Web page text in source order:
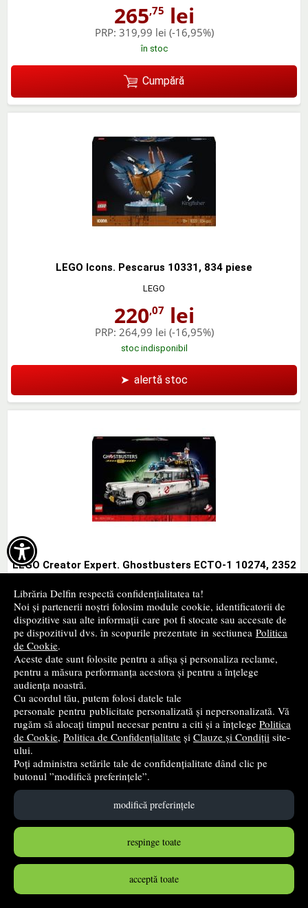

Librăria Delfin respectă confidențialitatea ta!
Noi și partenerii noștri folosim module cookie, identificatorii de
dispozitive sau alte informații care pot fi stocate sau accesate de
pe dispozitivul dvs. în scopurile prezentate in sectiunea Politica
de Cookie.
Aceste date sunt folosite pentru a afișa și personaliza reclame,
pentru a măsura performanța acestora și pentru a înțelege
audiența noastră.
Cu acordul tău, putem folosi datele tale
personale pentru publicitate personalizată și nepersonalizată. Vă
rugăm să alocați timpul necesar pentru a citi și a înțelege Politica
de Cookie, Politica de Confidențialitate și Clauze și Condiții site-
ului.
Poți administra setările tale de confidențialitate dând clic pe
butonul ”modifică preferințele”.
modifică preferințele
respinge toate
acceptă toate
265,75 lei
PRP: 319,99 lei (-16,95%)
în stoc
Cumpără
LEGO Icons. Pescarus 10331, 834 piese
LEGO
220,07lei
PRP: 264,99 lei (-16,95%)
stoc indisponibil
➤ alertă stoc
LEGO Creator Expert. Ghostbusters ECTO-1 10274, 2352
LEGO
1002,23lei
stoc indisponibil
➤ alertă stoc
LEGO Creator Expert. Vizita lui Mos Craciun 10293, 1445
piese